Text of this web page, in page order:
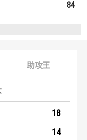
計
人獎得主
據排行
計
人獎得主
據排行
84
助攻王
18
14